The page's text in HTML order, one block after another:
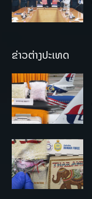
ຂ່າວຕ່າງປະເທດ